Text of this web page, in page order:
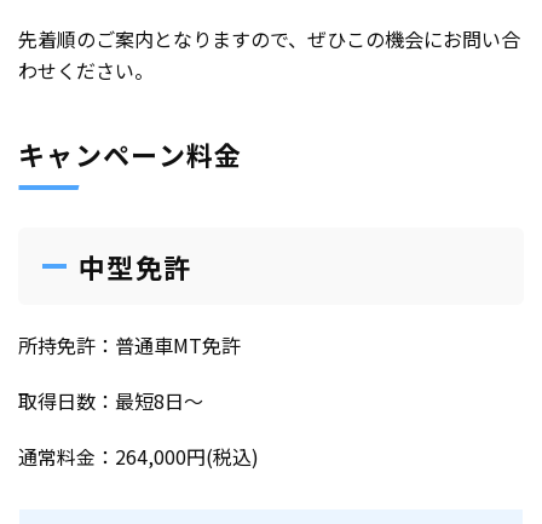
先着順のご案内となりますので、ぜひこの機会にお問い合
わせください。
キャンペーン料金
中型免許
所持免許：普通車MT免許
取得日数：最短8日〜
通常料金：264,000円(税込)